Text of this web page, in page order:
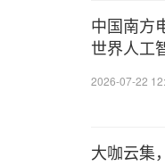
中国南方
世界人工
2026-07-22
大咖云集